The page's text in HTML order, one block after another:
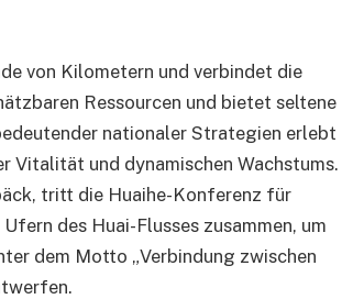
von Kilometern und verbindet die
Ressourcen und bietet seltene
nationaler Strategien erlebt
Vitalität und dynamischen Wachstums.
tritt die Huaihe-Konferenz für
des Huai-Flusses zusammen, um
dem Motto „Verbindung zwischen